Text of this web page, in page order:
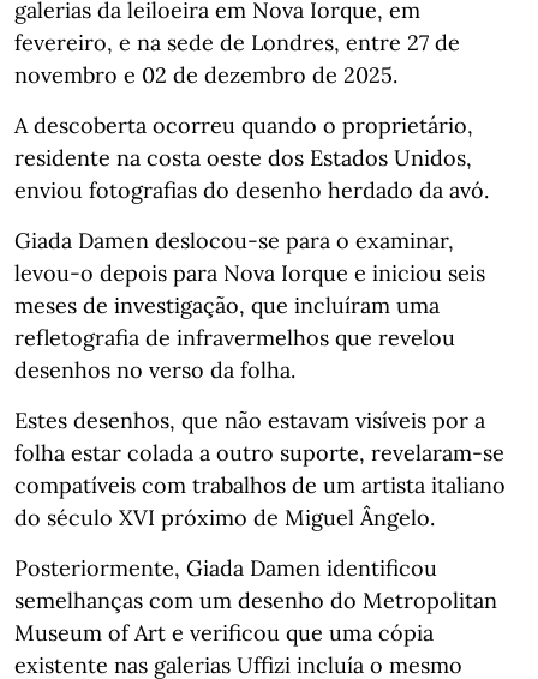
galerias da leiloeira em Nova Iorque, em
fevereiro, e na sede de Londres, entre 27 de
novembro e 02 de dezembro de 2025.
A descoberta ocorreu quando o proprietário,
residente na costa oeste dos Estados Unidos,
enviou fotografias do desenho herdado da avó.
Giada Damen deslocou-se para o examinar,
levou-o depois para Nova Iorque e iniciou seis
meses de investigação, que incluíram uma
refletografia de infravermelhos que revelou
desenhos no verso da folha.
Estes desenhos, que não estavam visíveis por a
folha estar colada a outro suporte, revelaram-se
compatíveis com trabalhos de um artista italiano
do século XVI próximo de Miguel Ângelo.
Posteriormente, Giada Damen identificou
semelhanças com um desenho do Metropolitan
Museum of Art e verificou que uma cópia
existente nas galerias Uffizi incluía o mesmo